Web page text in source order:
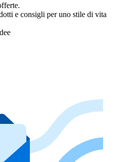
e consigli per uno stile di vita